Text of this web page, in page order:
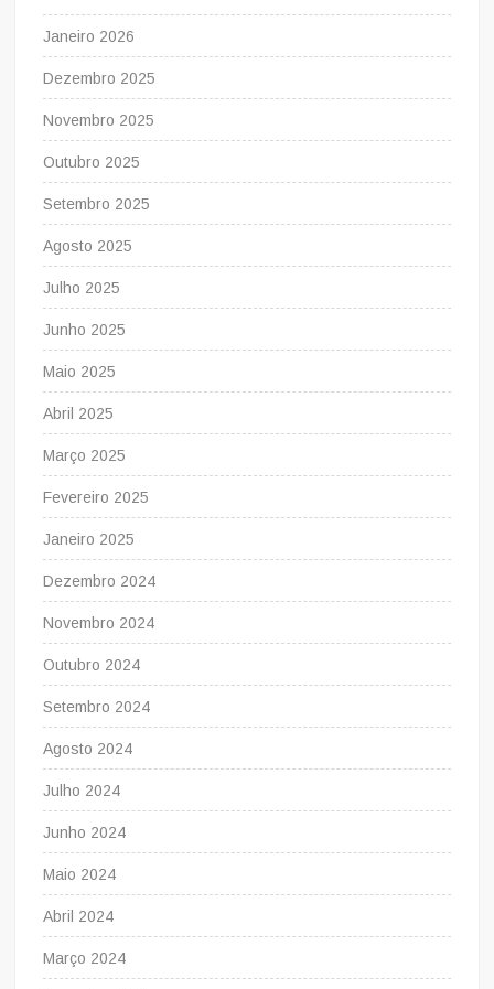
Janeiro 2026
Dezembro 2025
Novembro 2025
Outubro 2025
Setembro 2025
Agosto 2025
Julho 2025
Junho 2025
Maio 2025
Abril 2025
Março 2025
Fevereiro 2025
Janeiro 2025
Dezembro 2024
Novembro 2024
Outubro 2024
Setembro 2024
Agosto 2024
Julho 2024
Junho 2024
Maio 2024
Abril 2024
Março 2024